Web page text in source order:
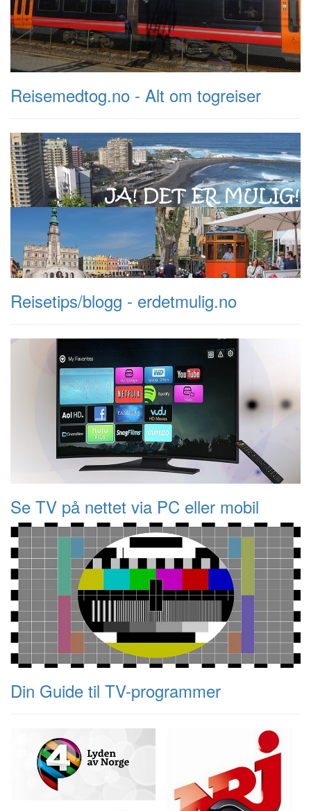
Reisemedtog.no - Alt om togreiser
Reisetips/blogg - erdetmulig.no
Se TV på nettet via PC eller mobil
Din Guide til TV-programmer